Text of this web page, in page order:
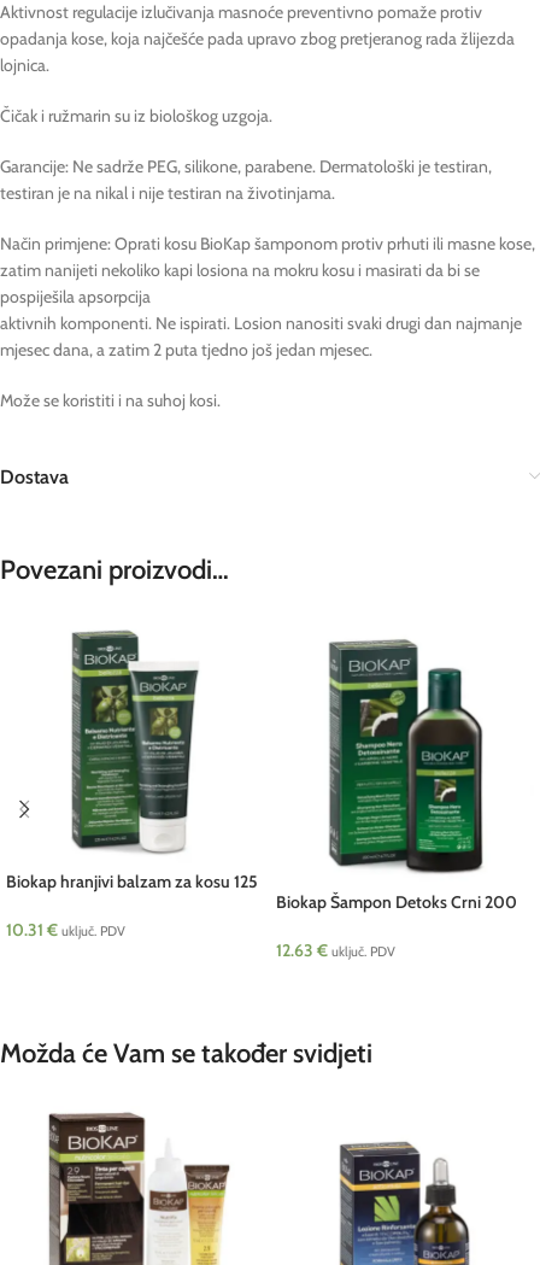
Aktivnost regulacije izlučivanja masnoće preventivno pomaže protiv
opadanja kose, koja najčešće pada upravo zbog pretjeranog rada žlijezda
lojnica.
Čičak i ružmarin su iz biološkog uzgoja.
Garancije: Ne sadrže PEG, silikone, parabene. Dermatološki je testiran,
testiran je na nikal i nije testiran na životinjama.
Način primjene: Oprati kosu BioKap šamponom protiv prhuti ili masne kose,
zatim nanijeti nekoliko kapi losiona na mokru kosu i masirati da bi se
pospiješila apsorpcija
aktivnih komponenti. Ne ispirati. Losion nanositi svaki drugi dan najmanje
mjesec dana, a zatim 2 puta tjedno još jedan mjesec.
Može se koristiti i na suhoj kosi.
Dostava
Povezani proizvodi…
Biokap hranjivi balzam za kosu 125
10.31 € uključ. PDV
Biokap Šampon Detoks Crni 200
12.63 € uključ. PDV
Možda će Vam se također svidjeti